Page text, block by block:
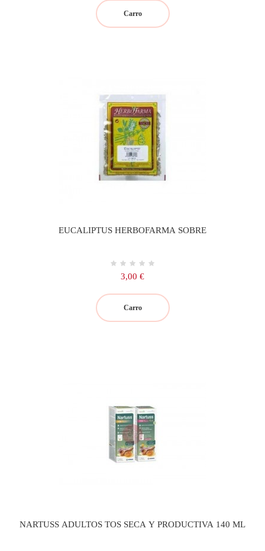
Carro
EUCALIPTUS HERBOFARMA SOBRE
Precio
3,00 €
Carro
NARTUSS ADULTOS TOS SECA Y PRODUCTIVA 140 ML